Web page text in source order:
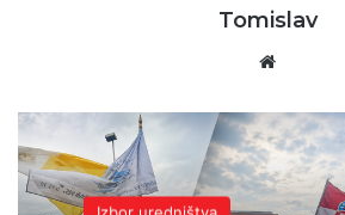
Tomislav